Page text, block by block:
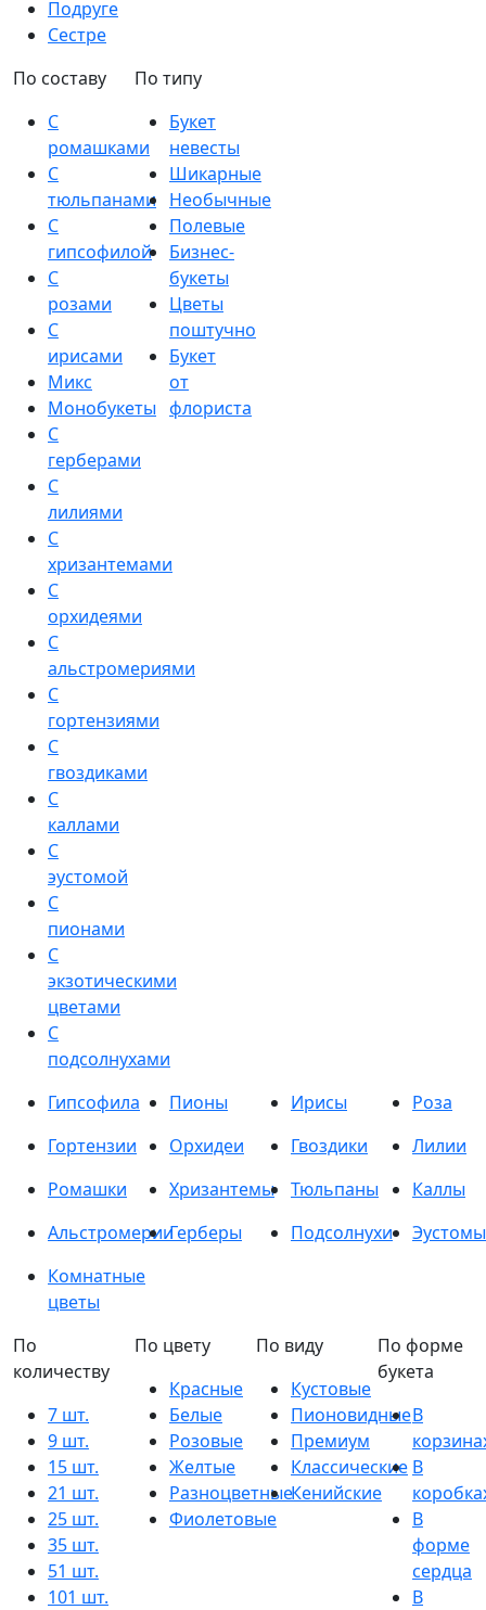
Подруге
Сестре
По составу
С
ромашками
С
тюльпанами
С
гипсофилой
С
розами
С
ирисами
Микс
Монобукеты
С
герберами
С
лилиями
С
хризантемами
С
орхидеями
С
альстромериями
С
гортензиями
С
гвоздиками
С
каллами
С
эустомой
С
пионами
С
экзотическими
цветами
С
подсолнухами
По типу
Букет
невесты
Шикарные
Необычные
Полевые
Бизнес-
букеты
Цветы
поштучно
Букет
от
флориста
Гипсофила Пионы Ирисы
Роза
Гортензии
Орхидеи Гвоздики
Лилии
Ромашки
Хризантемы Тюльпаны
Каллы
АльстромерииГерберы Подсолнухи
Эустомы
Комнатные
цветы
По
количеству
7 шт.
9 шт.
15 шт.
21 шт.
25 шт.
35 шт.
51 шт.
101 шт.
По цвету
Красные
Белые
Розовые
Желтые
Разноцветные
Фиолетовые
По виду
Кустовые
Пионовидные
Премиум
Классические
Кенийские
По форме
букета
В
В
В
форме
сердца
В